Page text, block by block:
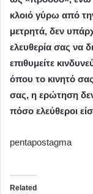
κλοιό γύρω από
μετρητά, δεν
ελευθερία σας να
επιθυμείτε
όπου το κινητό σας
σας, η ερώτηση δεν
πόσο ελεύθεροι
pentapostagma
Related